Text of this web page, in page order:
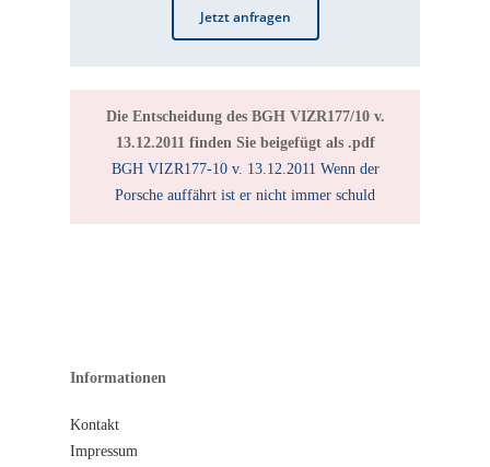
Jetzt anfragen
Die Entscheidung des BGH VIZR177/10 v.
13.12.2011 finden Sie beigefügt als .pdf
BGH VIZR177-10 v. 13.12.2011 Wenn der
Porsche auffährt ist er nicht immer schuld
Informationen
Kontakt
Impressum